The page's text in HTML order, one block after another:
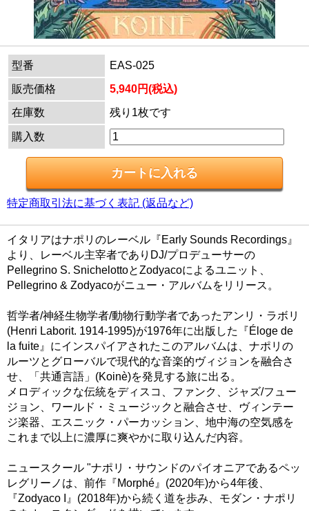
型番
EAS-025
販売価格
5,940円(税込)
在庫数
残り1枚です
購入数
特定商取引法に基づく表記 (返品など)
イタリアはナポリのレーベル『Early Sounds Recordings』
より、レーベル主宰者でありDJ/プロデューサーの
Pellegrino S. SnichelottoとZodyacoによるユニット、
Pellegrino & Zodyacoがニュー・アルバムをリリース。
哲学者/神経生物学者/動物行動学者であったアンリ・ラボリ
(Henri Laborit. 1914-1995)が1976年に出版した『Éloge de
la fuite』にインスパイアされたこのアルバムは、ナポリの
ルーツとグローバルで現代的な音楽的ヴィジョンを融合さ
せ、「共通言語」(Koinè)を発見する旅に出る。
メロディックな伝統をディスコ、ファンク、ジャズ/フュー
ジョン、ワールド・ミュージックと融合させ、ヴィンテー
ジ楽器、エスニック・パーカッション、地中海の空気感を
これまで以上に濃厚に爽やかに取り込んだ内容。
ニュースクール "ナポリ・サウンドのパイオニアであるペッ
レグリーノは、前作『Morphé』(2020年)から4年後、
『Zodyaco I』(2018年)から続く道を歩み、モダン・ナポリ